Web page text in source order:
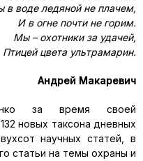
в воде ледяной не плачем,
И в огне почти не горим.
Мы – охотники за удачей,
Птицей цвета ультрамарин.
Андрей Макаревич
за время своей
новых таксона дневных
научных статей, в
статьи на темы охраны и